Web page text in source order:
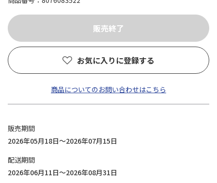
お気に入りに登録する
商品についてのお問い合わせはこちら
販売期間
2026年05月18日～2026年07月15日
配送期間
2026年06月11日～2026年08月31日